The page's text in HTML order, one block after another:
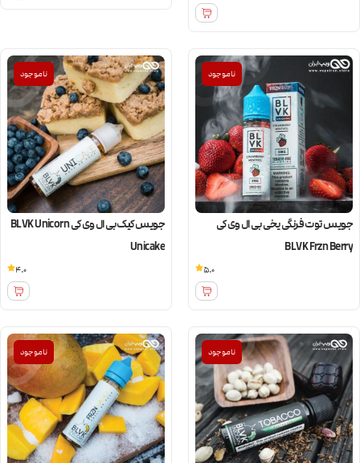
ناموجود
جویس توت فرنگی یخی بی ال وی کی
BLVK Frzn Berry
5.0
ناموجود
جویس کیک بی ال وی کی BLVK Unicorn
Unicake
4.0
ناموجود ناموجود